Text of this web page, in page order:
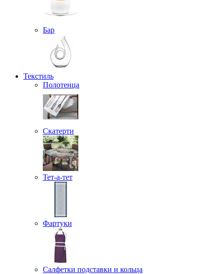
Бар
Текстиль
Полотенца
Скатерти
Тет-а-тет
Фартуки
Салфетки подставки и кольца